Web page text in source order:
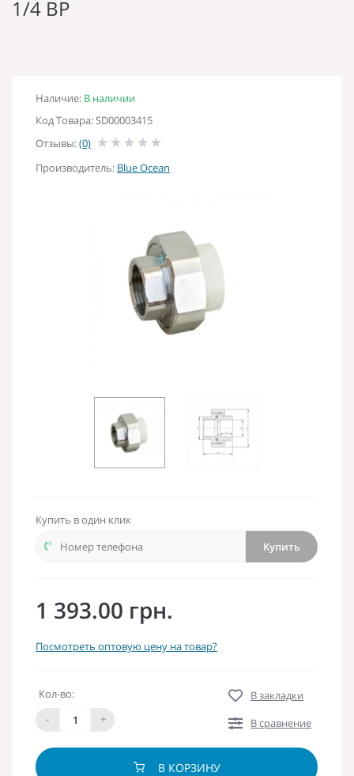
1/4 ВР
Наличие: В наличии
Код Товара: SD00003415
Отзывы:(0)
Производитель: Blue Ocean
Купить в один клик
Купить
1 393.00 грн.
Посмотреть оптовую цену на товар?
Кол-во:
-
+
В закладки
В сравнение
В КОРЗИНУ